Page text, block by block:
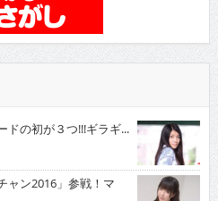
の初が３つ!!!ギラギ...
ン2016」参戦！マ